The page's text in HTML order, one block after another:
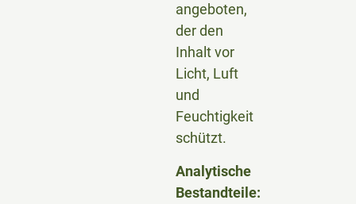
angeboten,
der den
Inhalt vor
Licht, Luft
und
Feuchtigkeit
schützt.
Analytische
Bestandteile: